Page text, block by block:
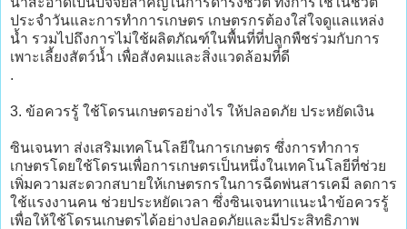
ประจำวันและการทำการเกษตร เกษตรกรต้องใส่ใจดูแลแหล่ง
น้ำ รวมไปถึงการไม่ใช้ผลิตภัณฑ์ในพื้นที่ที่ปลูกพืชร่วมกับการ
เพาะเลี้ยงสัตว์น้ำ เพื่อสังคมและสิ่งแวดล้อมที่ดี
.
3. ข้อควรรู้ ใช้โดรนเกษตรอย่างไร ให้ปลอดภัย ประหยัดเงิน
ซินเจนทา ส่งเสริมเทคโนโลยีในการเกษตร ซึ่งการทำการ
เกษตรโดยใช้โดรนเพื่อการเกษตรเป็นหนึ่งในเทคโนโลยีที่ช่วย
เพิ่มความสะดวกสบายให้เกษตรกรในการฉีดพ่นสารเคมี ลดการ
ใช้แรงงานคน ช่วยประหยัดเวลา ซึ่งซินเจนทาแนะนำข้อควรรู้
เพื่อให้ใช้โดรนเกษตรได้อย่างปลอดภัยและมีประสิทธิภาพ